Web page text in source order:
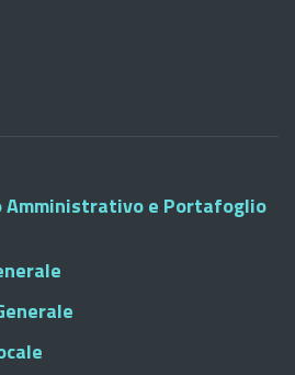
Amministrativo e Portafoglio